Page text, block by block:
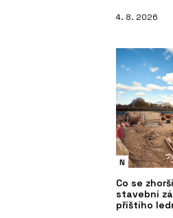
4. 8. 2026
N
Co se
stavební
příštího